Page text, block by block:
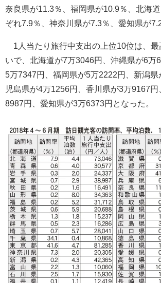
奈良県が11.3％、福岡県が10.9％、北海
ぞれ7.9％、神奈川県が7.3％、愛知県が
1人当たり旅行中支出の上位10位は、最
いで、北海道が7万3046円、沖縄県が6万
5万7347円、福岡県が5万2222円、新潟
児島県が4万1256円、香川県が3万9167
8987円、愛知県が3万6373円となった。